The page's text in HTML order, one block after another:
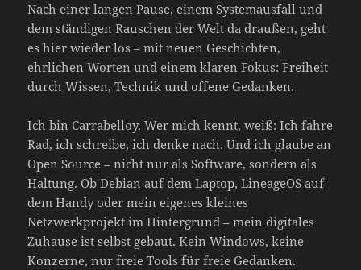
Nach einer langen Pause, einem Systemausfall und
dem ständigen Rauschen der Welt da draußen, geht
es hier wieder los – mit neuen Geschichten,
ehrlichen Worten und einem klaren Fokus: Freiheit
durch Wissen, Technik und offene Gedanken.
Ich bin Carrabelloy. Wer mich kennt, weiß: Ich fahre
Rad, ich schreibe, ich denke nach. Und ich glaube an
Open Source – nicht nur als Software, sondern als
Haltung. Ob Debian auf dem Laptop, LineageOS auf
dem Handy oder mein eigenes kleines
Netzwerkprojekt im Hintergrund – mein digitales
Zuhause ist selbst gebaut. Kein Windows, keine
Konzerne, nur freie Tools für freie Gedanken.